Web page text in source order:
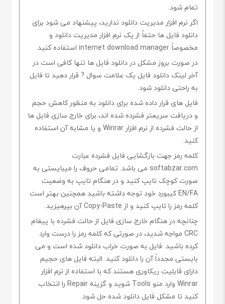
تمام شود.
اگر نرم افزار مدیریت دانلود ندارید، پیشنهاد می شود برای
دانلود فایل ها حتماً از یک نرم افزار مدیریت دانلود و
مخصوصاً internet download manager استفاده کنید.
در صورت بروز مشکل در دانلود فایل ها تنها کافی است در
آخر لینک دانلود فایل یک علامت سوال ? قرار دهید تا فایل
به راحتی دانلود شود.
فایل های قرار داده شده برای دانلود به منظور کاهش حجم
و دریافت سریعتر فشرده شده اند، برای خارج سازی فایل ها
از حالت فشرده از نرم افزار Winrar و یا مشابه آن استفاده
کنید.
کلمه رمز جهت بازگشایی فایل فشرده عبارت
softabzar.com می باشد. تمامی حروف را میبایستی به
صورت کوچک تایپ کنید و در هنگام تایپ به وضعیت
EN/FA کیبورد خود توجه داشته باشید همچنین بهتر است
کلمه رمز را تایپ کنید و از Copy-Paste آن بپرهیزید.
چنانچه در هنگام خارج سازی فایل از حالت فشرده با پیغام
CRC مواجه شدید، در صورتی که کلمه رمز را درست وارد
کرده باشید. فایل به صورت خراب دانلود شده است و می
بایستی مجدداً آن را دانلود کنید. البته فایل های حجیم
دارای قابلیت ریکاوری هستند که با استفاده از نرم افزار
Winrar وارد منو Tools شوید و گزینه Repair را انتخاب
کنید تا مشکل فایل دانلود شده حل شود.